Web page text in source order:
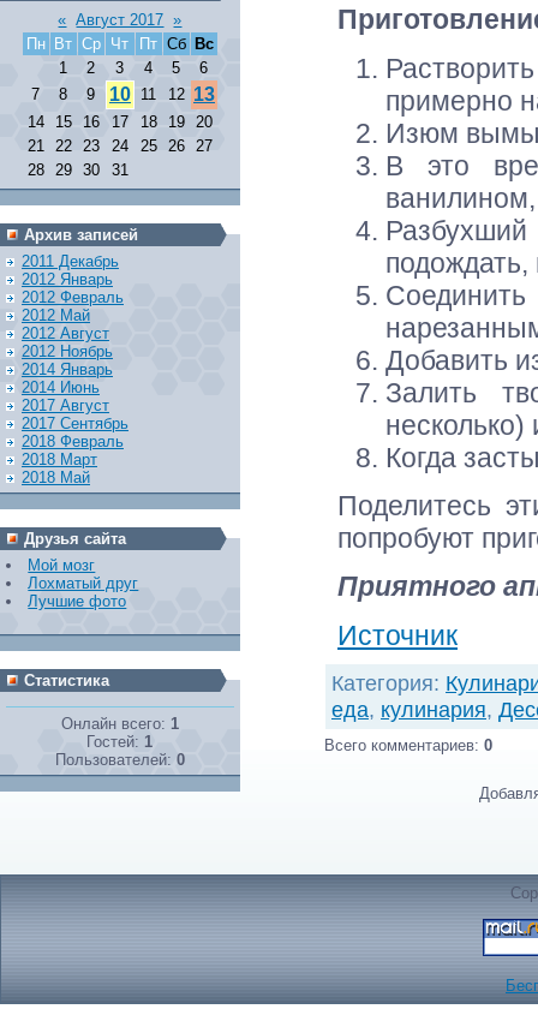
« Август 2017 »
Пн Вт Ср Чт Пт Сб Вс
1
2 3 4 5
6
7
8 9 10 11 12 13
14 15 16 17 18 19 20
21 22 23 24 25 26 27
28 29 30 31
Архив записей
2011 Декабрь
2012 Январь
2012 Февраль
2012 Май
2012 Август
2012 Ноябрь
2014 Январь
2014 Июнь
2017 Август
2017 Сентябрь
2018 Февраль
2018 Март
2018 Май
Друзья сайта
Мой мозг
Лохматый друг
Лучшие фото
Статистика
Онлайн всего: 1
Гостей: 1
Пользователей: 0
примерно
Изюм
В это
подождать,
Добавить
Залить
несколько)
Когда
Поделитесь
попробуют
Приятного
Источник
Категория:
еда, кулинария,
Всего комментариев: 0